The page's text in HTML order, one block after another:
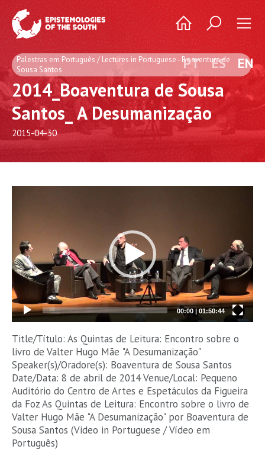
PT ES EN
Palestras em Português / Lectures in Portuguese - Boaventura de
Sousa Santos
2014_Boaventura de Sousa
Santos_ A Desumanização
2015-04-30
00:00 | 01:50:44
Title/Título: As Quintas de Leitura: Encontro sobre o
livro de Valter Hugo Mãe "A Desumanização"
Speaker(s)/Oradore(s): Boaventura de Sousa Santos
Date/Data: 8 de abril de 2014 Venue/Local: Pequeno
Auditório do Centro de Artes e Espetáculos da Figueira
da Foz As Quintas de Leitura: Encontro sobre o livro de
Valter Hugo Mãe "A Desumanização" por Boaventura de
Sousa Santos (Video in Portuguese / Vídeo em
Português)